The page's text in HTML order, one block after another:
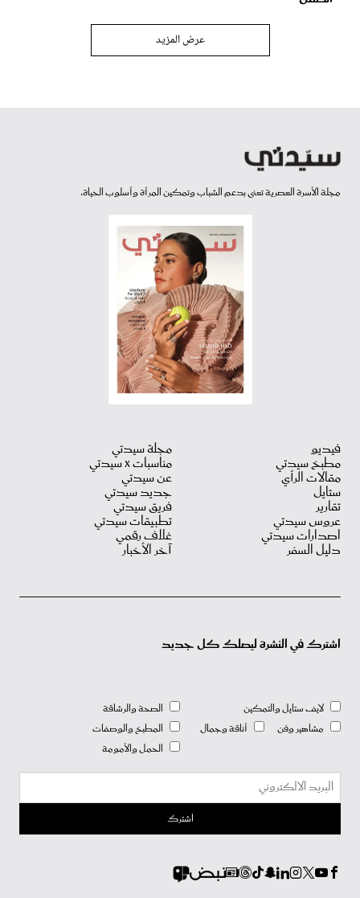
عرض المزيد
مجلة الأسرة العصرية تعنى بدعم الشباب وتمكين المرأة وأسلوب الحياة.
فيديو
مطبخ سيدتي
مقالات الرأي
ستايل
تقارير
عروس سيدتي
اصدارات سيدتي
دليل السفر
مجلة سيدتي
مناسبات X سيدتي
عن سيدتي
جديد سيدتي
فريق سيدتي
تطبيقات سيدتي
غلاف رقمي
آخر الأخبار
اشترك في النشرة ليصلك كل جديد
لايف ستايل والتمكين
مشاهير وفن
أناقة وجمال
الصحة والرشاقة
المطبخ والوصفات
الحمل والأمومة